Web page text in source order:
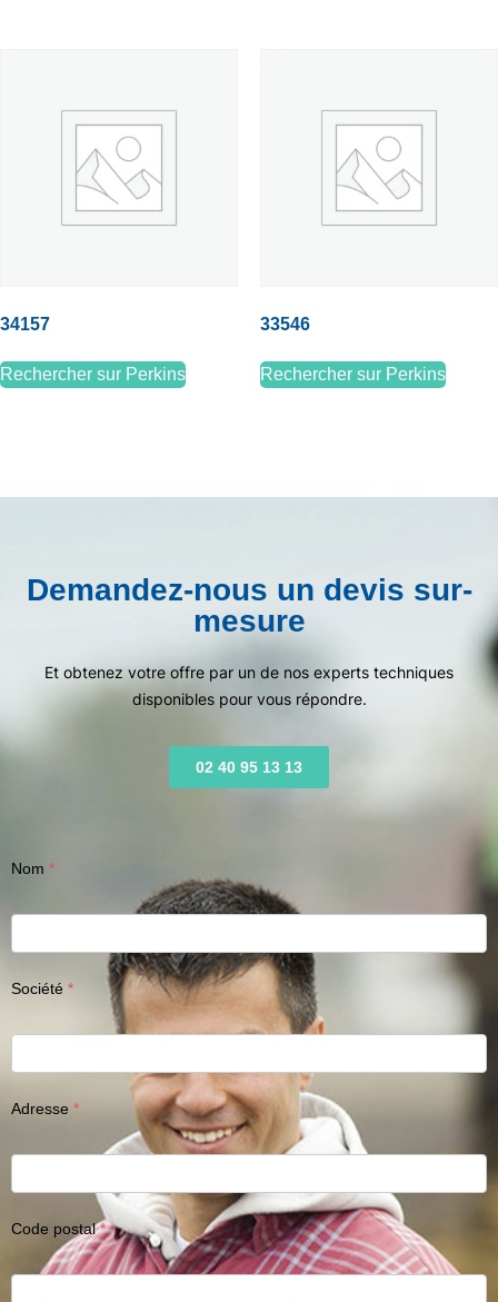
34157
Rechercher sur Perkins
33546
Rechercher sur Perkins
Demandez-nous un devis sur-
mesure
Et obtenez votre offre par un de nos experts techniques
disponibles pour vous répondre.
02 40 95 13 13
Nom
Société
Adresse
Code postal